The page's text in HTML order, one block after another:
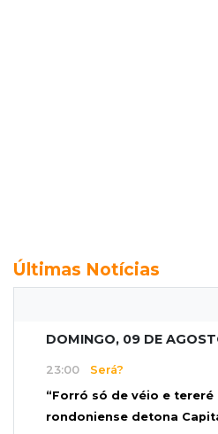
Últimas Notícias
DOMINGO, 09 DE
23:00 Será?
“Forró só de véio e tereré
rondoniense detona